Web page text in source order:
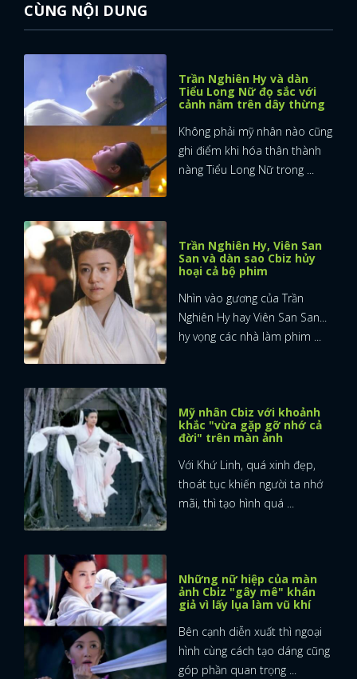
CÙNG NỘI DUNG
Trần Nghiên Hy và dàn
Tiểu Long Nữ đọ sắc với
cảnh nằm trên dây thừng
Không phải mỹ nhân nào cũng
ghi điểm khi hóa thân thành
nàng Tiểu Long Nữ trong ...
Trần Nghiên Hy, Viên San
San và dàn sao Cbiz hủy
hoại cả bộ phim
Nhìn vào gương của Trần
Nghiên Hy hay Viên San San...
hy vọng các nhà làm phim ...
Mỹ nhân Cbiz với khoảnh
khắc "vừa gặp gỡ nhớ cả
đời" trên màn ảnh
Với Khứ Linh, quá xinh đẹp,
thoát tục khiến người ta nhớ
mãi, thì tạo hình quá ...
Những nữ hiệp của màn
ảnh Cbiz "gây mê" khán
giả vì lấy lụa làm vũ khí
Bên cạnh diễn xuất thì ngoại
hình cùng cách tạo dáng cũng
góp phần quan trọng ...